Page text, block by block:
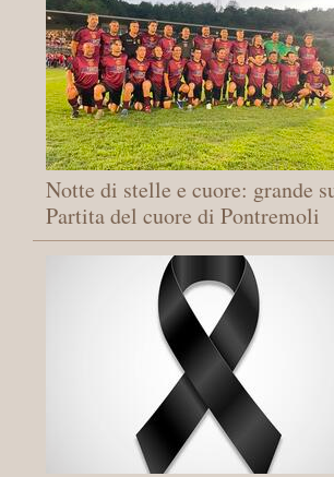
Notte di stelle e cuore: grande
Partita del cuore di Pontremoli